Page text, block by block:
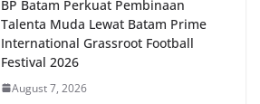
BP Batam Perkuat Pembinaan
Talenta Muda Lewat Batam Prime
International Grassroot Football
Festival 2026
August 7, 2026